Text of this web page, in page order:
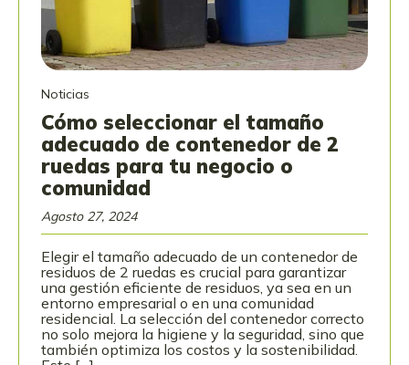
Noticias
Cómo seleccionar el tamaño
adecuado de contenedor de 2
ruedas para tu negocio o
comunidad
Agosto 27, 2024
Elegir el tamaño adecuado de un contenedor de
residuos de 2 ruedas es crucial para garantizar
una gestión eficiente de residuos, ya sea en un
entorno empresarial o en una comunidad
residencial. La selección del contenedor correcto
no solo mejora la higiene y la seguridad, sino que
también optimiza los costos y la sostenibilidad.